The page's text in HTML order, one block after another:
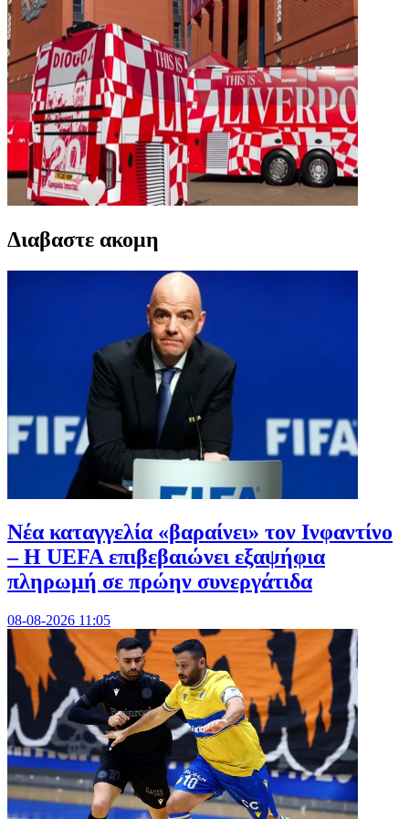
Διαβαστε ακομη
Νέα καταγγελία «βαραίνει» τον Ινφαντίνο
– Η UEFA επιβεβαιώνει εξαψήφια
πληρωμή σε πρώην συνεργάτιδα
08-08-2026 11:05